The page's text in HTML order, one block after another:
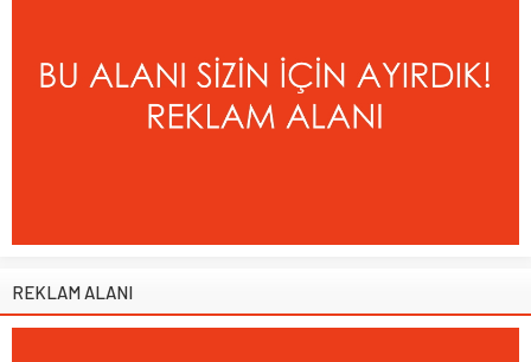
REKLAM ALANI